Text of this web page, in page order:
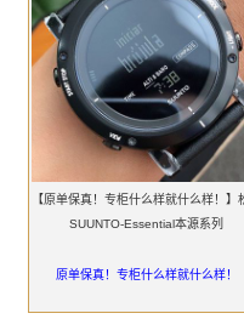
【原单保真！专柜什么样就什么样！】
SUUNTO-Essential本源系列
原单保真！专柜什么样就什么样！